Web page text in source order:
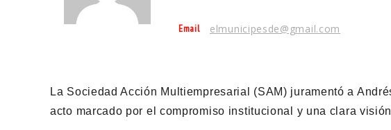
Email elmunicipesde@gmail.com
La Sociedad Acción Multiempresarial (SAM) juramentó a
acto marcado por el compromiso institucional y una clara